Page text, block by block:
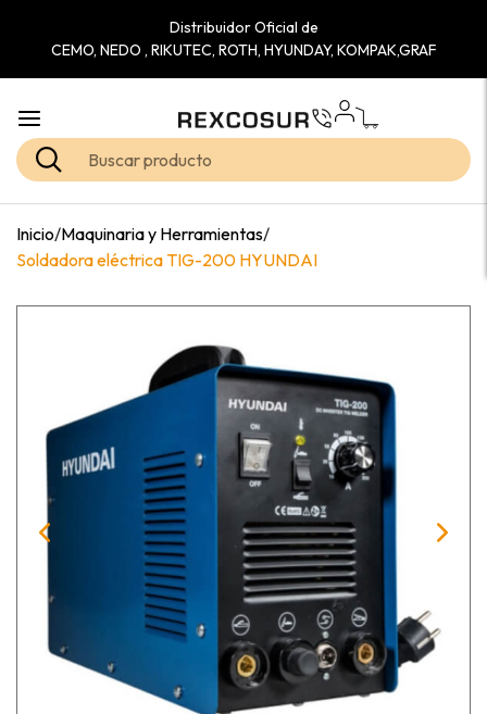
Distribuidor Oficial de
CEMO, NEDO , RIKUTEC, ROTH, HYUNDAY, KOMPAK,GRAF
Inicio/Maquinaria y Herramientas/
Soldadora eléctrica TIG-200 HYUNDAI